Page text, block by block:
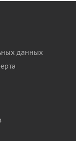
данных